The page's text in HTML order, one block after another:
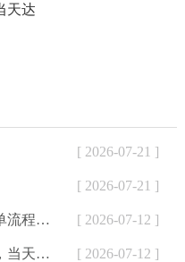
天达
[ 2026-07-21 ]
[ 2026-07-21 ]
航空加急件怎么发？航空快递下单流程与24小时寄件方式详解 [ 2026-07-12 ]
配大湾区、闽南、海南产业需求，当天达航空快递为外贸、生鲜、制造企业提供加急空运解决方案 [ 2026-07-12 ]